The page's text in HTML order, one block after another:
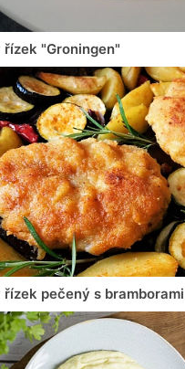
řízek "Groningen"
řízek pečený s bramborami